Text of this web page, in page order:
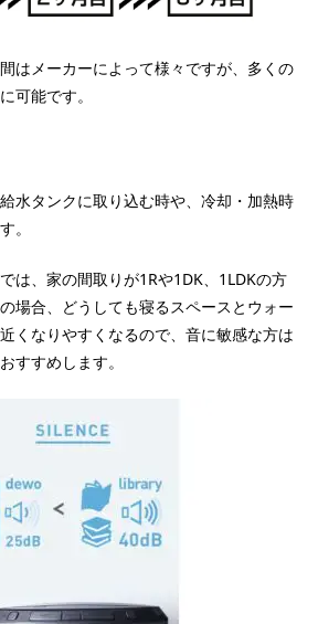
はメーカーによって様々ですが、多くの
可能です。
水タンクに取り込む時や、冷却・加熱時
。
は、家の間取りが1Rや1DK、1LDKの方
場合、どうしても寝るスペースとウォー
くなりやすくなるので、音に敏感な方は
すすめします。